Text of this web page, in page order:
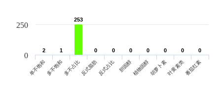
2
2 1
1
253
253
0
0 0
0 0
0 0
0 0
0 0
0 0
0
单不饱和多不饱和多不占比反式脂肪反式占比 胆固醇植物固醇胡萝卜素叶黄素类番茄红素
0
250